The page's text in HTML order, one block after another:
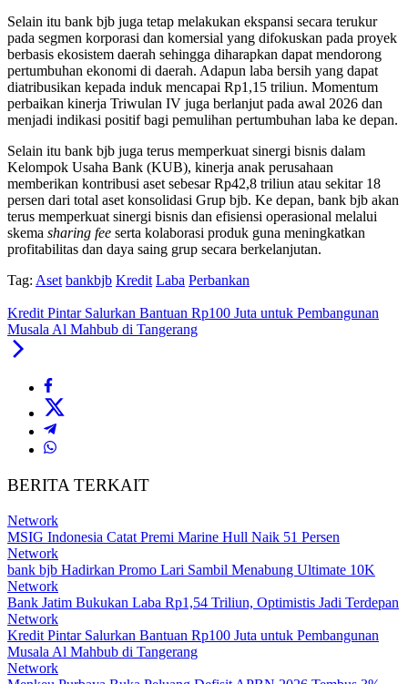
Selain itu bank bjb juga tetap melakukan ekspansi secara terukur
pada segmen korporasi dan komersial yang difokuskan pada proyek
berbasis ekosistem daerah sehingga diharapkan dapat mendorong
pertumbuhan ekonomi di daerah. Adapun laba bersih yang dapat
diatribusikan kepada induk mencapai Rp1,15 triliun. Momentum
perbaikan kinerja Triwulan IV juga berlanjut pada awal 2026 dan
menjadi indikasi positif bagi pemulihan pertumbuhan laba ke depan.
Selain itu bank bjb juga terus memperkuat sinergi bisnis dalam
Kelompok Usaha Bank (KUB), kinerja anak perusahaan
memberikan kontribusi aset sebesar Rp42,8 triliun atau sekitar 18
persen dari total aset konsolidasi Grup bjb. Ke depan, bank bjb akan
terus memperkuat sinergi bisnis dan efisiensi operasional melalui
skema sharing fee serta kolaborasi produk guna meningkatkan
profitabilitas dan daya saing grup secara berkelanjutan.
Tag: Aset bankbjb Kredit Laba Perbankan
Kredit Pintar Salurkan Bantuan Rp100 Juta untuk Pembangunan
Musala Al Mahbub di Tangerang
BERITA TERKAIT
Network
MSIG Indonesia Catat Premi Marine Hull Naik 51 Persen
Network
bank bjb Hadirkan Promo Lari Sambil Menabung Ultimate 10K
Network
Bank Jatim Bukukan Laba Rp1,54 Triliun, Optimistis Jadi Terdepan
Network
Kredit Pintar Salurkan Bantuan Rp100 Juta untuk Pembangunan
Musala Al Mahbub di Tangerang
Network